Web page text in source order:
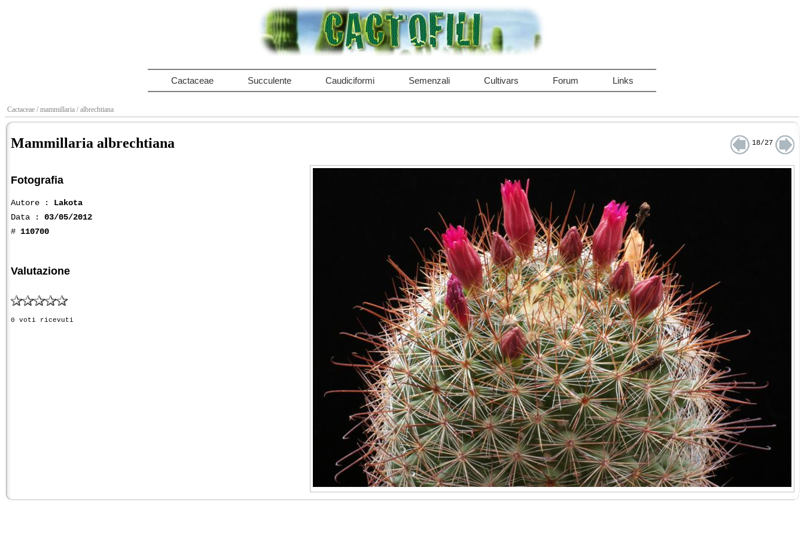
Cactaceae Succulente Caudiciformi Semenzali Cultivars Forum Links
Cactaceae / mammillaria / albrechtiana
Mammillaria albrechtiana 18/27
Fotografia
Autore : Lakota
Data : 03/05/2012
# 110700
Valutazione
0 voti ricevuti